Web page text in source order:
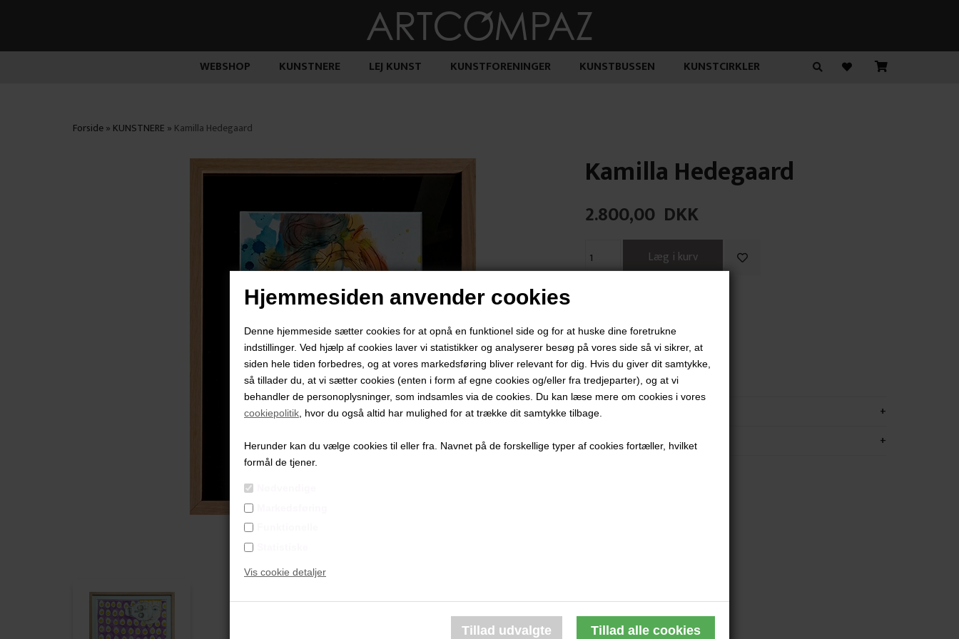
Hjemmesiden anvender cookies
Denne hjemmeside sætter cookies for at opnå en funktionel side og for at huske dine foretrukne
indstillinger. Ved hjælp af cookies laver vi statistikker og analyserer besøg på vores side så vi sikrer, at
siden hele tiden forbedres, og at vores markedsføring bliver relevant for dig. Hvis du giver dit samtykke,
så tillader du, at vi sætter cookies (enten i form af egne cookies og/eller fra tredjeparter), og at vi
behandler de personoplysninger, som indsamles via de cookies. Du kan læse mere om cookies i vores
cookiepolitik , hvor du også altid har mulighed for at trække dit samtykke tilbage.
Herunder kan du vælge cookies til eller fra. Navnet på de forskellige typer af cookies fortæller, hvilket
formål de tjener.
Vis cookie detaljer
WEBSHOP KUNSTNERE LEJ KUNST KUNSTFORENINGER KUNSTBUSSEN KUNSTCIRKLER
Forside» KUNSTNERE » Kamilla Hedegaard
Kamilla Hedegaard
2.800,00DKK
40x30 cm.
Akvarel
Indrammet
PRODUKTBESKRIVELSE
PRODUKTINFORMATION